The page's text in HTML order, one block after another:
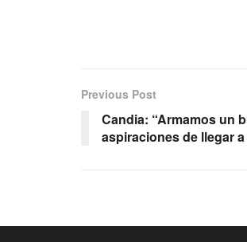
Previous Post
Candia: “Armamos un
aspiraciones de llegar